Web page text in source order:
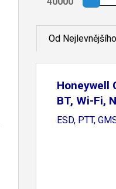
Od Nejlevnějšího
Honeywell
BT, Wi-Fi,
ESD, PTT,